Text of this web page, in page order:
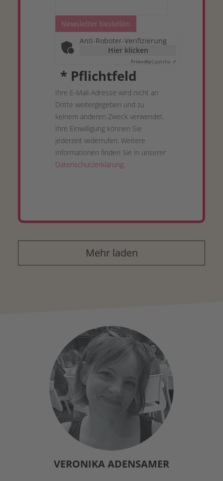
Newsletter bestellen
Anti-Roboter-Verifizierung
Hier klicken
FriendlyCaptcha ⇗
* Pflichtfeld
Ihre E-Mail-Adresse wird nicht an
Dritte weitergegeben und zu
keinem anderen Zweck verwendet.
Ihre Einwilligung können Sie
jederzeit widerrufen. Weitere
Informationen finden Sie in unserer
Datenschutzerklärung.
Mehr laden
VERONIKAADENSAMER